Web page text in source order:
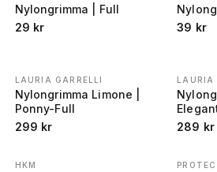
Nylongrimma | Full
29 kr
39 kr
LAURIA GARRELLI
Nylongrimma Limone |
Ponny-Full
299 kr
LAURIA
289 kr
HKM REA−